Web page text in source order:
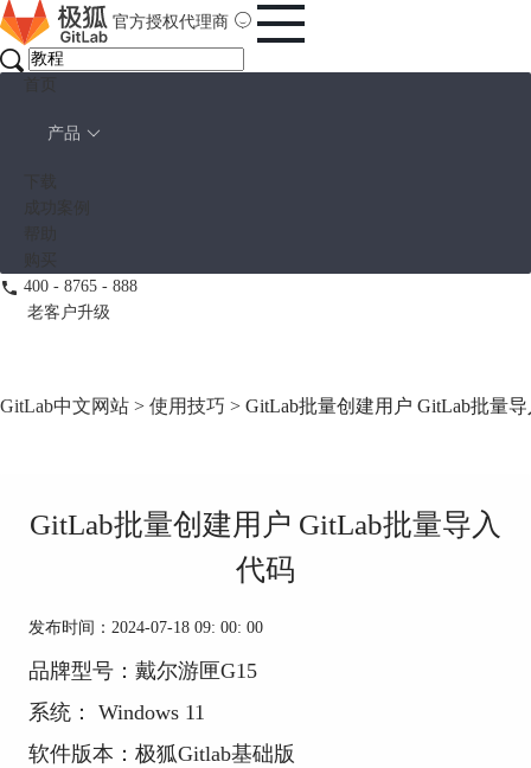
官方授权代理商
产品
400 - 8765 - 888
老客户升级
GitLab中文网站 > 使用技巧 > GitLab批量创建用户 GitLab批量
GitLab批量创建用户 GitLab批量导入
代码
发布时间：2024-07-18 09: 00: 00
品牌型号：戴尔游匣G15
系统： Windows 11
软件版本：极狐Gitlab基础版